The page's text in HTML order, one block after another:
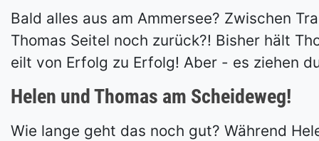
Bald alles aus am Ammersee? Zwischen
Thomas Seitel noch zurück?! Bisher hält
eilt von Erfolg zu Erfolg! Aber - es ziehen
Helen und Thomas am Scheideweg!
Wie lange geht das noch gut? Während